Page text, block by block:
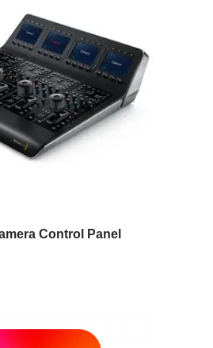
Control Panel